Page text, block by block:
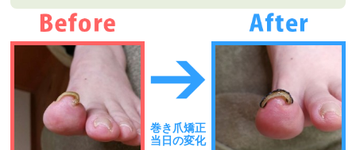
巻き爪矯正
当日の変化